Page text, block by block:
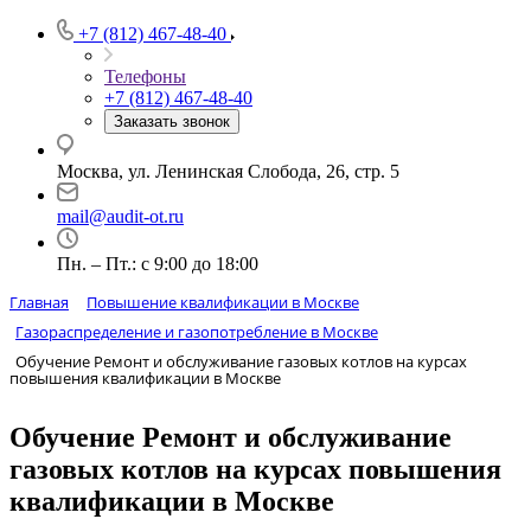
+7 (812) 467-48-40
Телефоны
+7 (812) 467-48-40
Заказать звонок
Москва, ул. Ленинская Слобода, 26, стр. 5
mail@audit-ot.ru
Пн. – Пт.: с 9:00 до 18:00
Главная
Повышение квалификации в Москве
Газораспределение и газопотребление в Москве
Обучение Ремонт и обслуживание газовых котлов на курсах
повышения квалификации в Москве
Обучение Ремонт и обслуживание
газовых котлов на курсах повышения
квалификации в Москве